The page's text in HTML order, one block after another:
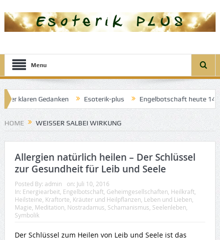
Menu
klaren Gedanken Esoterik-plus Engelbotschaft heute 14.
der guten Träume
HOME WEISSER SALBEI WIRKUNG
Allergien natürlich heilen – Der Schlüssel
zur Gesundheit für Leib und Seele
Posted By: admin on: Juli 10, 2016
In: Energiearbeit, Engelbotschaft, Geheimgesellschaften Heilkraft,
Heilsteine Kraftorte Kräuter und Heilpflanzen Leben und Lieben
Magie Meditation Nostradamus Schamanismus Seelenleben
Symbolik
Der Schlüssel zum Heilen von Leib und Seele ist das